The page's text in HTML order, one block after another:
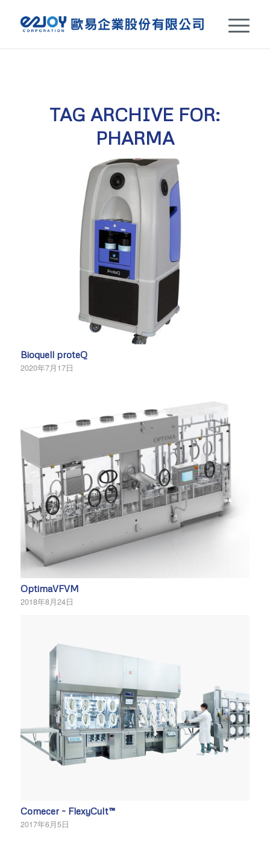
TAG ARCHIVE FOR:
PHARMA
Bioquell proteQ
2020年7月17日
OptimaVFVM
2018年8月24日
Comecer – FlexyCult™
2017年6月5日